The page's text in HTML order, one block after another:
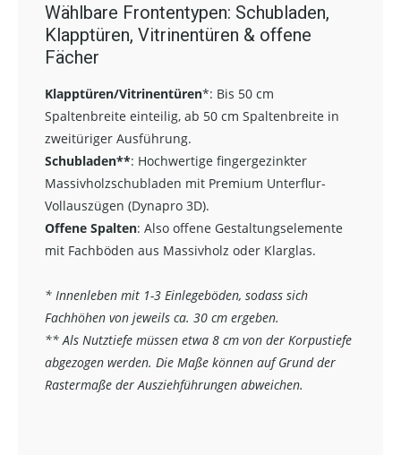
Wählbare Frontentypen: Schubladen,
Klapptüren, Vitrinentüren & offene
Fächer
Klapptüren/Vitrinentüren*: Bis 50 cm
Spaltenbreite einteilig, ab 50 cm Spaltenbreite in
zweitüriger Ausführung.
Schubladen**: Hochwertige fingergezinkter
Massivholzschubladen mit Premium Unterflur-
Vollauszügen (Dynapro 3D).
Offene Spalten: Also offene Gestaltungselemente
mit Fachböden aus Massivholz oder Klarglas.
* Innenleben mit 1-3 Einlegeböden, sodass sich
Fachhöhen von jeweils ca. 30 cm ergeben.
** Als Nutztiefe müssen etwa 8 cm von der Korpustiefe
abgezogen werden. Die Maße können auf Grund der
Rastermaße der Ausziehführungen abweichen.